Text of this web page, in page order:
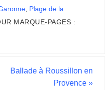
, Plage de la
MARQUE-PAGES :
Ballade à Roussillon en
Provence »